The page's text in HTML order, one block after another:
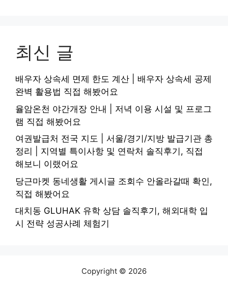
최신 글
배우자 상속세 면제 한도 계산 | 배우자 상속세 공제
완벽 활용법 직접 해봤어요
율암온천 야간개장 안내 | 저녁 이용 시설 및 프로그
램 직접 해봤어요
여권발급처 전국 지도 | 서울/경기/지방 발급기관 총
정리 | 지역별 특이사항 및 연락처 솔직후기, 직접
해보니 이랬어요
당근마켓 동네생활 게시글 조회수 안올라갈때 확인,
직접 해봤어요
대치동 GLUHAK 유학 상담 솔직후기, 해외대학 입
시 전략 성공사례 체험기
Copyright © 2026